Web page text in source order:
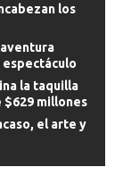
los
la taquilla
millones
el arte y